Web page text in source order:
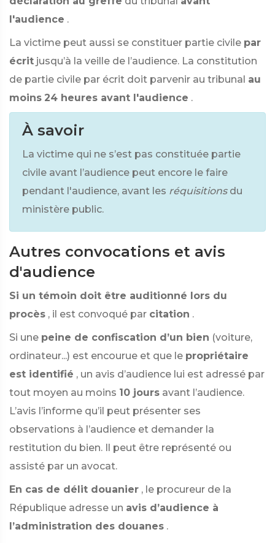
l'audience .
La victime peut aussi se constituer partie civile par
écrit jusqu’à la veille de l’audience. La constitution
de partie civile par écrit doit parvenir au tribunal au
moins 24 heures avant l'audience .
À savoir
La victime qui ne s’est pas constituée partie
civile avant l’audience peut encore le faire
pendant l'audience, avant les réquisitions du
ministère public.
Autres convocations et avis
d'audience
Si un témoin doit être auditionné lors du
procès , il est convoqué par citation .
Si une peine de confiscation d’un bien (voiture,
ordinateur...) est encourue et que le propriétaire
est identifié , un avis d’audience lui est adressé par
tout moyen au moins 10 jours avant l’audience.
L’avis l’informe qu’il peut présenter ses
observations à l’audience et demander la
restitution du bien. Il peut être représenté ou
assisté par un avocat.
En cas de délit douanier , le procureur de la
République adresse un avis d’audience à
l’administration des douanes .